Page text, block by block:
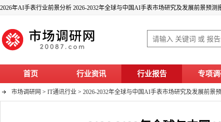
2026年AI手表行业前景分析 2026-2032年全球与中国AI手表市场研究及发展前景预测
首页 行业资讯 行业报告 专项
市场调研网 > IT通讯行业 > 2026-2032年全球与中国AI手表市场研究及发展前景